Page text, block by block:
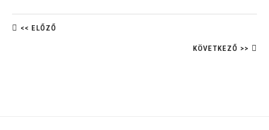
<< ELŐZŐ
KÖVETKEZŐ >>